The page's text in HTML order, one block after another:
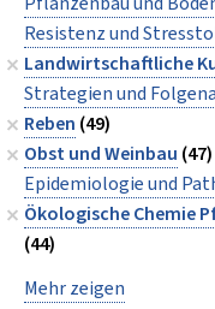
Resistenz und
Landwirtschaftliche
Strategien und
Reben (49)
Obst und Weinbau (47)
Epidemiologie und
Ökologische Chemie
(44)
Mehr zeigen